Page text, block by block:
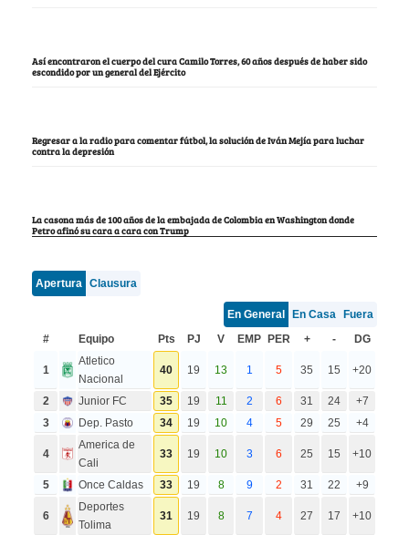
Así encontraron el cuerpo del cura Camilo Torres, 60 años después de haber sido
escondido por un general del Ejército
Regresar a la radio para comentar fútbol, la solución de Iván Mejía para luchar
contra la depresión
La casona más de 100 años de la embajada de Colombia en Washington donde
Petro afinó su cara a cara con Trump
Apertura Clausura
En General En Casa
Fuera
#
Equipo Pts PJ V EMP PER + - DG
1
Atletico
Nacional
40 19 13 1 5 35 15 +20
2 Junior FC 35 19 11 2 6 31 24
+7
3
Dep. Pasto 34 19 10 4 5 29 25 +4
4
America de
Cali
33 19 10 3 6 25 15 +10
5 Once Caldas 33 19 8 9 2 31 22 +9
6
Deportes
Tolima
31 19 8 7 4 27 17 +10